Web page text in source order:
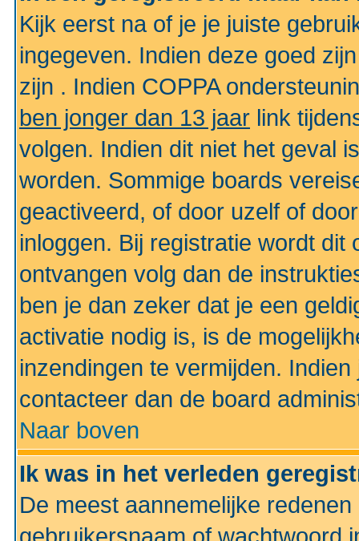
Kijk eerst na of je je juiste
ingegeven. Indien deze goed
zijn . Indien COPPA
ben jonger dan 13 jaar link
volgen. Indien dit niet het geval
worden. Sommige boards
geactiveerd, of door uzelf of
inloggen. Bij registratie wordt dit
ontvangen volg dan de
ben je dan zeker dat je een
activatie nodig is, is de
inzendingen te vermijden.
contacteer dan de board
Naar boven
Ik was in het verleden
De meest aannemelijke